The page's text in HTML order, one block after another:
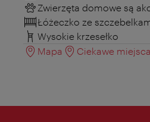
Zwierzęta domowe są
Łóżeczko ze
Wysokie krzesełko
Mapa
Ciekawe